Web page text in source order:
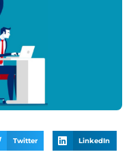
Twitter LinkedIn